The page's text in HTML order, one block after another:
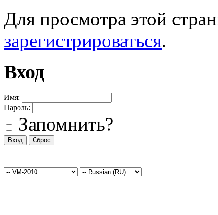
Для просмотра этой
зарегистрироваться.
Вход
Имя:
Пароль:
Запомнить?